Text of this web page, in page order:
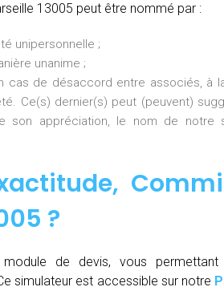
13005 peut être nommé par :
unipersonnelle ;
unanime ;
cas de désaccord entre associés, à
Ce(s) dernier(s) peut (peuvent)
son appréciation, le nom de notre
?
de devis, vous
simulateur est accessible sur notre